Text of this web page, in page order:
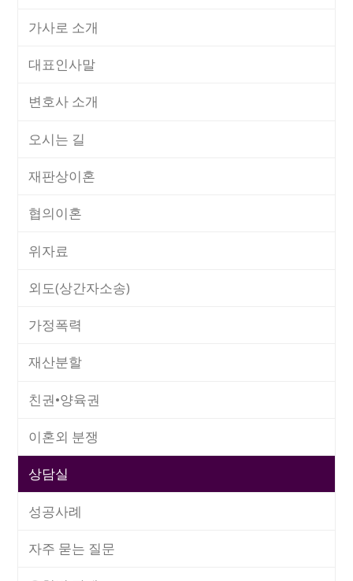
가사로 소개
대표인사말
변호사 소개
오시는 길
재판상이혼
협의이혼
위자료
외도(상간자소송)
가정폭력
재산분할
친권•양육권
이혼외 분쟁
상담실
성공사례
자주 묻는 질문